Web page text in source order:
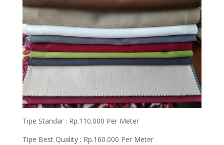
Tipe Standar : Rp.110.000 Per Meter
Tipe Best Quality : Rp.160.000 Per Meter